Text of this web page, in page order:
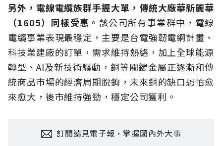
另外，電線電纜族群手握大單，傳統大廠華新麗華
（1605）同樣受惠。 該公司所有事業群中，電線
電纜事業表現最穩定，主要是台電強韌電網計畫、
科技業建廠的訂單，需求維持熱絡，加上全球能源
轉型、AI及新技術驅動，銅等關鍵金屬正逐漸和傳
統商品市場的經濟周期脫鉤，未來銅的缺口恐怕愈
來愈大，後市維持強勁，穩定公司獲利。
訂閱遠見電子報，掌握國內外大事